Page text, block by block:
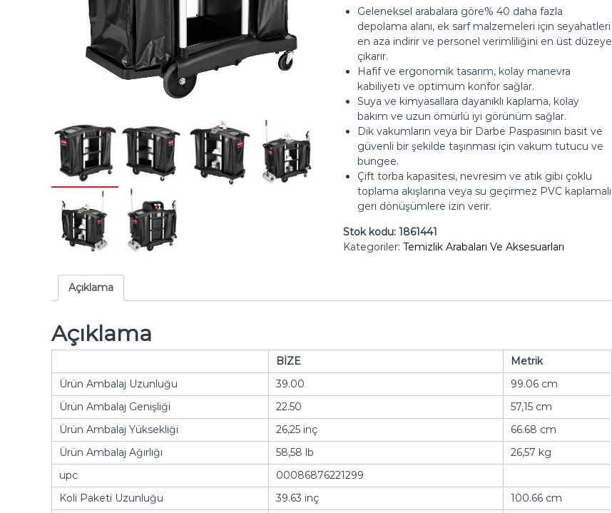
Geleneksel arabalara göre% 40 daha fazla
depolama alanı, ek sarf malzemeleri için seyahatleri
en aza indirir ve personel verimliliğini en üst düzeye
çıkarır.
Hafif ve ergonomik tasarım, kolay manevra
kabiliyeti ve optimum konfor sağlar.
Suya ve kimyasallara dayanıklı kaplama, kolay
bakım ve uzun ömürlü iyi görünüm sağlar.
Dik vakumların veya bir Darbe Paspasının basit ve
güvenli bir şekilde taşınması için vakum tutucu ve
bungee.
Çift torba kapasitesi, nevresim ve atık gibi çoklu
toplama akışlarına veya su geçirmez PVC kaplamalı
geri dönüşümlere izin verir.
Stok kodu: 1861441
Kategoriler: Temizlik Arabaları Ve Aksesuarları
Açıklama
Açıklama
BİZE
Metrik
Ürün Ambalaj Uzunluğu
39.00
99.06 cm
Ürün Ambalaj Genişliği
22.50
57,15 cm
Ürün Ambalaj Yüksekliği
26,25 inç
66.68 cm
Ürün Ambalaj Ağırlığı
58,58 lb
26,57 kg
upc
00086876221299
Koli Paketi Uzunluğu
39.63 inç
100.66 cm